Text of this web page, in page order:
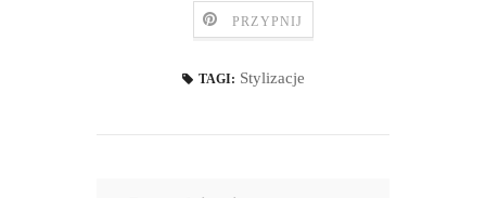
PRZYPNIJ
TAGI: Stylizacje